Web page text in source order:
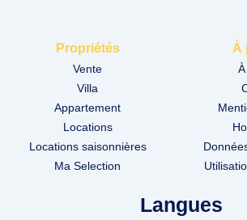
Propriétés
Vente
Villa
Appartement
Locations
Locations saisonnières
Ma Selection
À
Langues